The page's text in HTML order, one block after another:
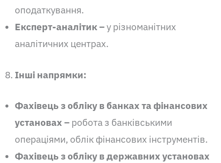
оподаткування.
Експерт-аналітик –у різноманітних
аналітичних центрах.
Інші напрямки:
Фахівець з обліку в банках та фінансових
установах – робота з банківськими
операціями, облік фінансових інструментів.
Фахівець з обліку в державних установах